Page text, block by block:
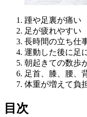
踵や足裏が痛い
足が疲れやすい
長時間の立ち仕
運動した後に足
朝起きての数歩
足首、膝、腰、
体重が増えて負
目次